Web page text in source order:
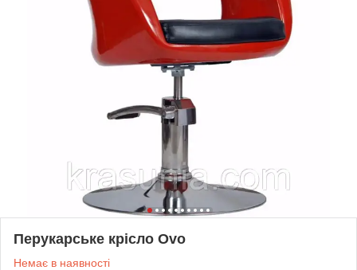
Перукарське крісло Ovo
Немає в наявності